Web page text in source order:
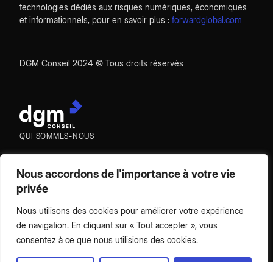
Nous accordons de l'importance à votre vie
privée
Nous utilisons des cookies pour améliorer votre expérience
de navigation. En cliquant sur « Tout accepter », vous
consentez à ce que nous utilisions des cookies.
technologies dédiés aux risques numériques, économiques
et informationnels, pour en savoir plus :forwardglobal.com
DGM Conseil 2024 © Tous droits réservés
QUI SOMMES-NOUS
ÉQUIPE
MENTIONS LÉGALES